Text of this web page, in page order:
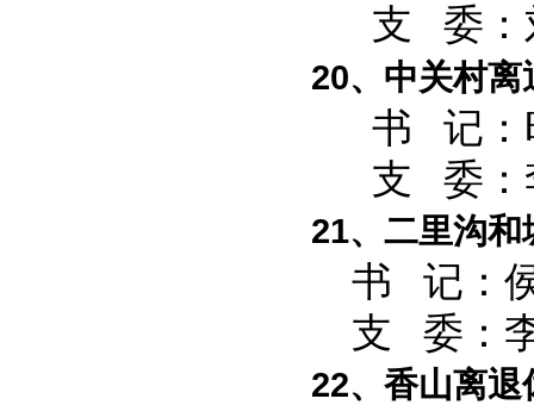
支 委：
20、中关村离
书 记：
支 委：
21、 二里沟和
书 记：
支 委：
22、香山离退